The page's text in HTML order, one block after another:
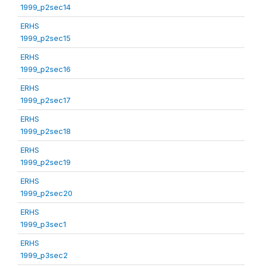
1999_p2sec14
ERHS
1999_p2sec15
ERHS
1999_p2sec16
ERHS
1999_p2sec17
ERHS
1999_p2sec18
ERHS
1999_p2sec19
ERHS
1999_p2sec20
ERHS
1999_p3sec1
ERHS
1999_p3sec2